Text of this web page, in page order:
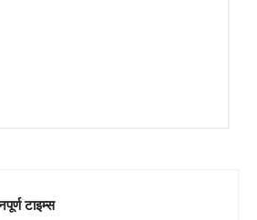
टाइम्स